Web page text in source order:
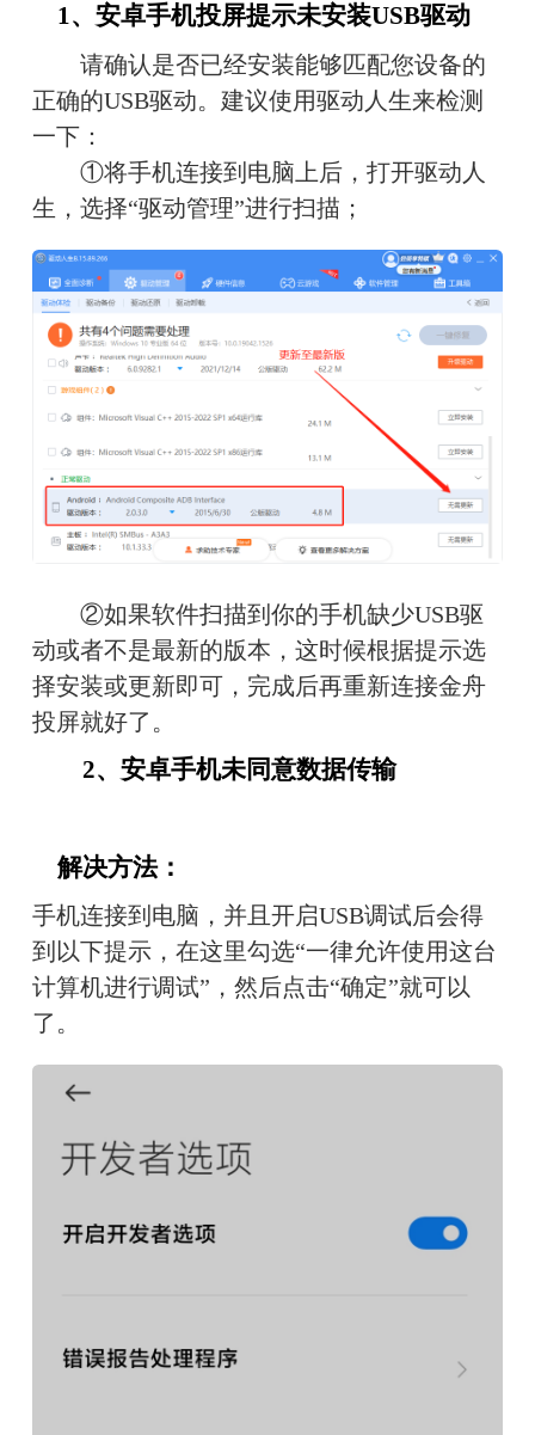
1、安卓手机投屏提示未安装USB驱动
请确认是否已经安装能够匹配您设备的
正确的USB驱动。建议使用驱动人生来检测
一下：
①将手机连接到电脑上后，打开驱动人
生，选择“驱动管理”进行扫描；
②如果软件扫描到你的手机缺少USB驱
动或者不是最新的版本，这时候根据提示选
择安装或更新即可，完成后再重新连接金舟
投屏就好了。
2、安卓手机未同意数据传输
解决方法：
手机连接到电脑，并且开启USB调试后会得
到以下提示，在这里勾选“一律允许使用这台
计算机进行调试”，然后点击“确定”就可以
了。